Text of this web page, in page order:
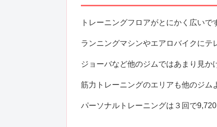
トレーニングフロアがとにかく広いで
ランニングマシンやエアロバイクに
ジョーバなど他のジムではあまり見
筋力トレーニングのエリアも他のジム
パーソナルトレーニングは３回で